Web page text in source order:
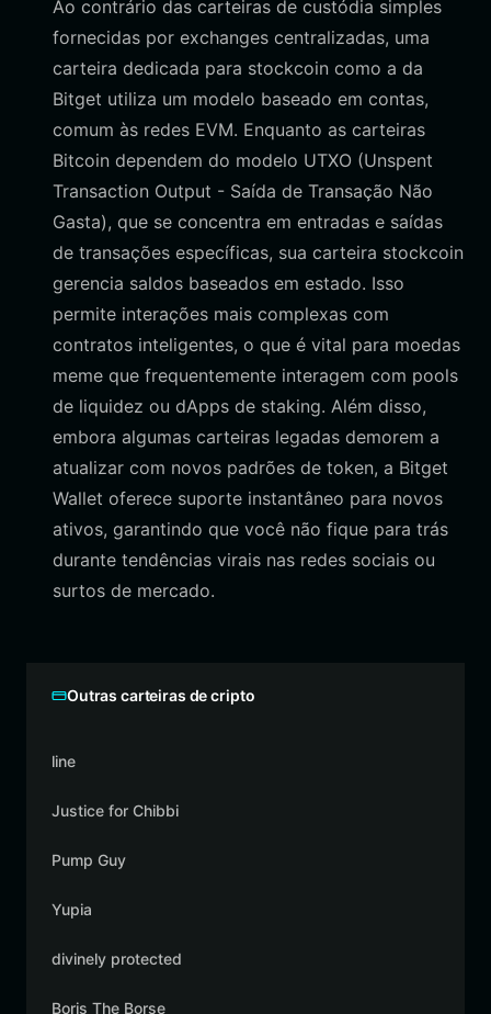
Ao contrário das carteiras de custódia simples
fornecidas por exchanges centralizadas, uma
carteira dedicada para stockcoin como a da
Bitget utiliza um modelo baseado em contas,
comum às redes EVM. Enquanto as carteiras
Bitcoin dependem do modelo UTXO (Unspent
Transaction Output - Saída de Transação Não
Gasta), que se concentra em entradas e saídas
de transações específicas, sua carteira stockcoin
gerencia saldos baseados em estado. Isso
permite interações mais complexas com
contratos inteligentes, o que é vital para moedas
meme que frequentemente interagem com pools
de liquidez ou dApps de staking. Além disso,
embora algumas carteiras legadas demorem a
atualizar com novos padrões de token, a Bitget
Wallet oferece suporte instantâneo para novos
ativos, garantindo que você não fique para trás
durante tendências virais nas redes sociais ou
surtos de mercado.
Outras carteiras de cripto
line
Justice for Chibbi
Pump Guy
Yupia
divinely protected
Boris The Borse